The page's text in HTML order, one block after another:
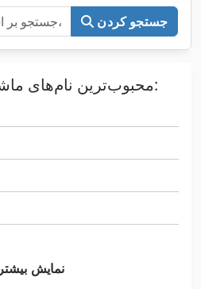
جستجو کردن
محبوب‌ترین نام‌های ماشین‌آلات را مرور کنید:
نمایش بیشتر